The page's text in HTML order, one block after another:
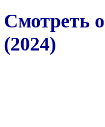
Смотреть
(2024)